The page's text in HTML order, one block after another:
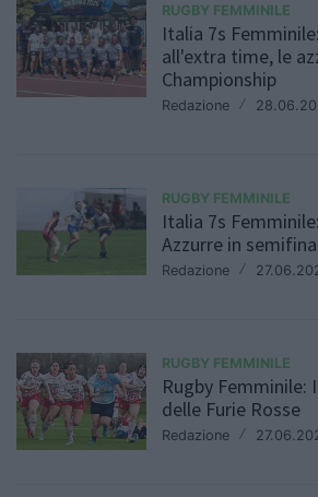
RUGBY FEMMINILE
Italia 7s
all'extra time, le
Championship
Redazione /
RUGBY FEMMINILE
Italia 7s
Azzurre in
Redazione /
RUGBY FEMMINILE
Rugby
delle Furie Rosse
Redazione /